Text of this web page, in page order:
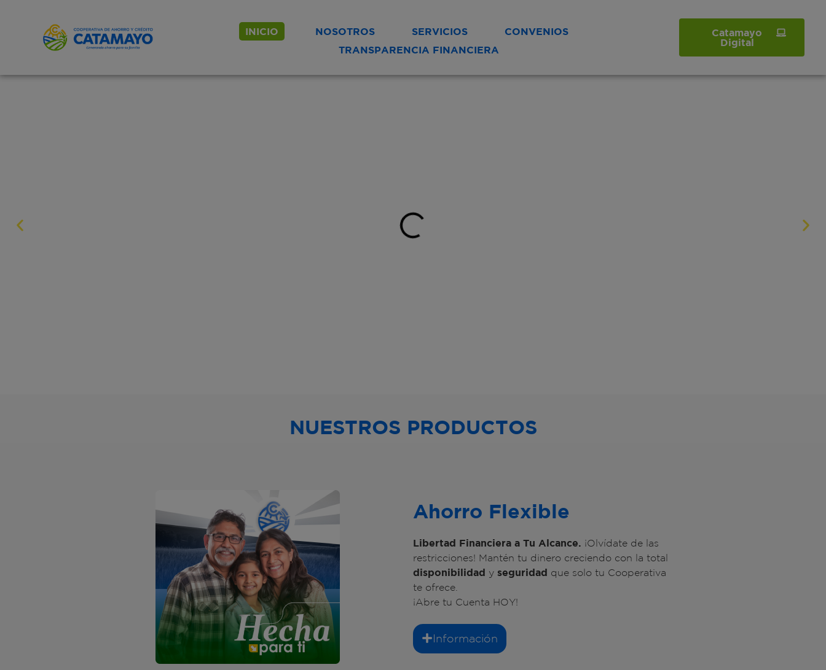
INICIO NOSOTROS SERVICIOS
CONVENIOS
TRANSPARENCIA FINANCIERA
Catamayo
Digital
NUESTROS PRODUCTOS
Ahorro Flexible
Libertad Financiera a Tu Alcance.
¡Olvídate de las
restricciones! Mantén tu dinero creciendo con la total
disponibilidad y seguridad que solo tu Cooperativa
te ofrece.
¡Abre tu Cuenta HOY!
Información